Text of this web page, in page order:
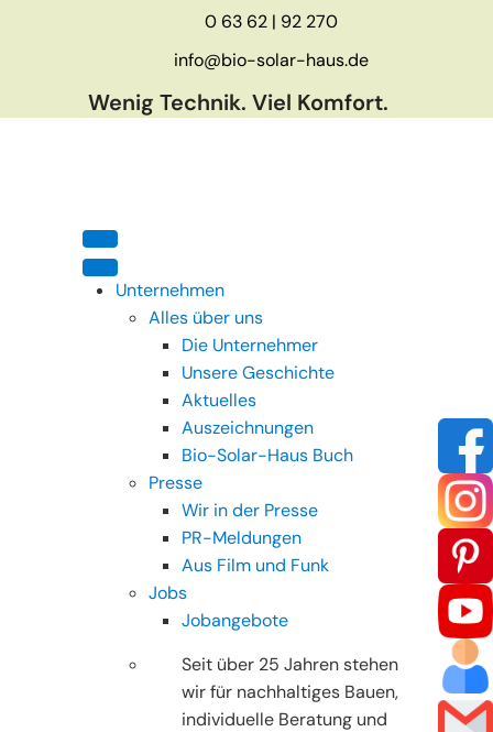
0 63 62 | 92 270
info@bio-solar-haus.de
Wenig Technik. Viel Komfort.
Unternehmen
Alles über uns
Die Unternehmer
Unsere Geschichte
Aktuelles
Auszeichnungen
Bio-Solar-Haus Buch
Presse
Wir in der Presse
PR-Meldungen
Aus Film und Funk
Jobs
Jobangebote
Seit über 25 Jahren stehen
wir für nachhaltiges Bauen,
individuelle Beratung und